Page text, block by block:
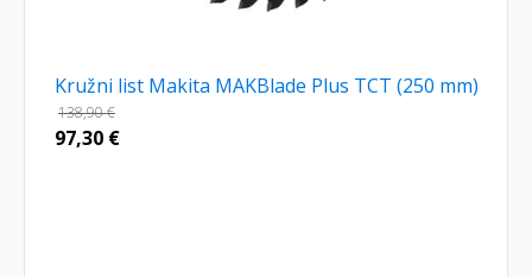
Kružni list Makita MAKBlade Plus TCT (250 mm)
138,90€
97,30 €